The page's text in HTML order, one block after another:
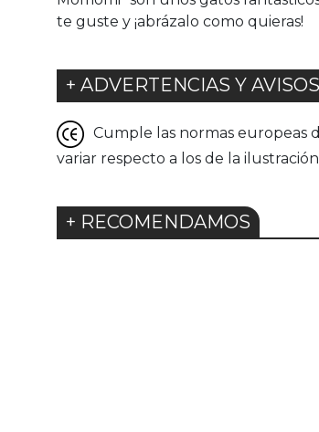
te guste y ¡abrázalo como quieras!
+ ADVERTENCIAS Y
Cumple las normas europeas
variar respecto a los de la
+ RECOMENDAMOS